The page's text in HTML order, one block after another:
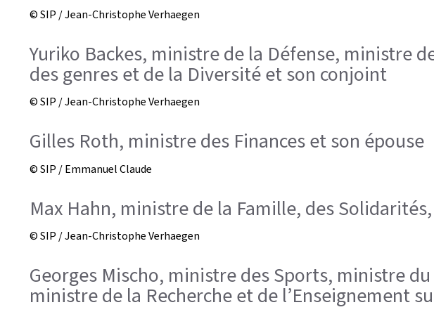
© SIP / Jean-Christophe Verhaegen
Yuriko Backes, ministre de la Défense, ministre
des genres et de la Diversité et son conjoint
© SIP / Jean-Christophe Verhaegen
Gilles Roth, ministre des Finances et son épouse
© SIP / Emmanuel Claude
Max Hahn, ministre de la Famille, des
© SIP / Jean-Christophe Verhaegen
Georges Mischo, ministre des Sports, ministre
ministre de la Recherche et de l’Enseignement